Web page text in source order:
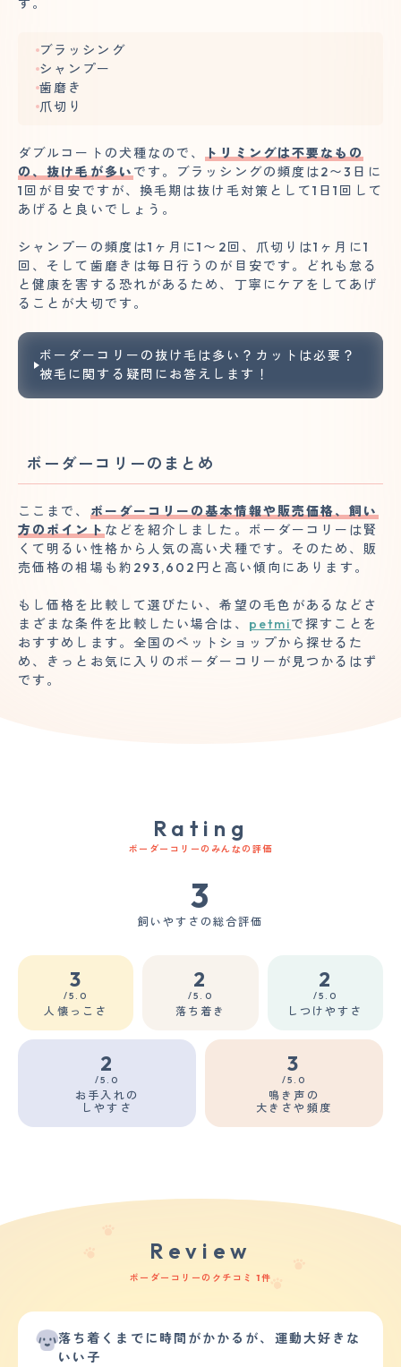
ブラッシング
シャンプー
歯磨き
爪切り
ダブルコートの犬種なので、
トリミングは不要なもの
の、抜け毛が多い です。ブラッシングの頻度は2〜3日に
1回が目安ですが、換毛期は抜け毛対策として1日1回して
あげると良いでしょう。
シャンプーの頻度は1ヶ月に1〜2回、爪切りは1ヶ月に1
回、そして歯磨きは毎日行うのが目安です。どれも怠る
と健康を害する恐れがあるため、丁寧にケアをしてあげ
ることが大切です。
ボーダーコリーの抜け毛は多い？カットは必要？
被毛に関する疑問にお答えします！
ボーダーコリーのまとめ
ここまで、 ボーダーコリーの基本情報や販売価格、飼い
方のポイント などを紹介しました。ボーダーコリーは賢
くて明るい性格から人気の高い犬種です。そのため、販
売価格の相場も約293,602円と高い傾向にあります。
もし価格を比較して選びたい、希望の毛色があるなどさ
まざまな条件を比較したい場合は、 petmiで探すことを
おすすめします。全国のペットショップから探せるた
め、きっとお気に入りのボーダーコリーが見つかるはず
です。
Rating
ボーダーコリーのみんなの評価
3
飼いやすさの総合評価
3
/5.0
人懐っこさ
2
/5.0
落ち着き
2
/5.0
しつけやすさ
2
/5.0
お手入れの
しやすさ
3
/5.0
鳴き声の
大きさや頻度
Review
ボーダーコリーのクチコミ 1件
落ち着くまでに時間がかかるが、運動大好きな
いい子